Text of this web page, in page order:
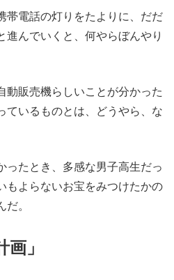
帯電話の灯りをたよりに、だだ
進んでいくと、何やらぼんやり
動販売機らしいことが分かった
ているものとは、どうやら、な
ったとき、多感な男子高生だっ
もよらないお宝をみつけたかの
。
画」